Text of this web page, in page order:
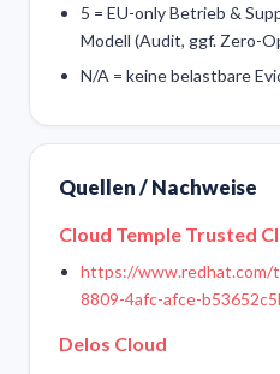
5 = EU-only Betrieb &
Modell (Audit, ggf. Zero-
N/A = keine belastbare
Quellen / Nachweise
Cloud Temple Trusted
https://www.redhat.com/
8809-4afc-afce-
Delos Cloud